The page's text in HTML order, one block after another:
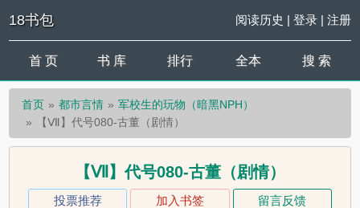
18书包 阅读历史 | 登录| 注册
首 页 书 库 排行 全本 搜 索
首页 都市言情
军校生的玩物（暗黑NPH）
【Ⅶ】代号080-古董（剧情）
【Ⅶ】代号080-古董（剧情）
投票推荐 加入书签 留言反馈